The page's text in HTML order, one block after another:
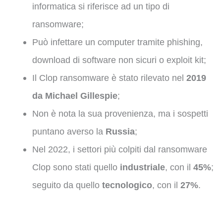
informatica si riferisce ad un tipo di
ransomware;
Può infettare un computer tramite phishing,
download di software non sicuri o exploit kit;
Il Clop ransomware è stato rilevato nel 2019
da Michael Gillespie;
Non è nota la sua provenienza, ma i sospetti
puntano averso la Russia;
Nel 2022, i settori più colpiti dal ransomware
Clop sono stati quello industriale, con il 45%;
seguito da quello tecnologico, con il 27%.